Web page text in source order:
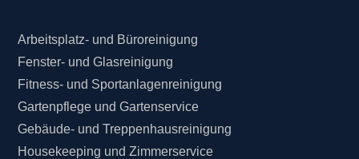
Arbeitsplatz- und Büroreinigung
Fenster- und Glasreinigung
Fitness- und Sportanlagenreinigung
Gartenpflege und Gartenservice
Gebäude- und Treppenhausreinigung
Housekeeping und Zimmerservice